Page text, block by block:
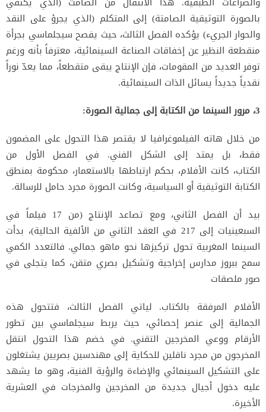
بالصورة التوثيقية الصامتة) إلى المتكلم (الذي يجرؤ على النقد
والحوار الجريء) يؤكده الفصل الثالث، حيث يفصح سيجلماسي بجرأة
منقطعة النظير عن إخفاقات الصناعة السينمائية، معترفاً بأنه ورغم
توفر العديد من المقومات، فإن الإنتاج يبقى متقطعاً، مما يعدّ نوراً
نقدياً جديداً يسائل الذات السينمائية.
3، مرور السينما من الكتابة إلى جمالية الصورة:
من خلال هاته الفيلموغرافيا لا يقتصر هذا التحول على المضمون
فقط، بل يمتد إلى الشكل الفني. في الفصل الأول من
الكتاب، كانت الأفلام، بحكم ارتباطها بالاستعمار، محكومة بمنطق
الكتابة التوثيقية أو السياسية، وكانت الصورة مجرد حامل للرسالة.
بيد أن الفصل الثاني، ومع تصاعد الإنتاج (من 17 فيلماً في
السبعينيات إلى 217 في العقد الثاني من الألفية الحالية)، بدأت
السينما المغربية تحول تركيزها نحو ماهو جمالي. فالتعدد الكمي
سمح ببروز مدارس إخراجية وتشكيل بصري متقن، كما يتجلى في
صور ملصقات
الأفلام المرفقة بالكتاب. لياتي الفصل الثالث، فتتحول هذه
الجمالية إلى عنصر إحصائي، حيث يربط سيجلماسي بين تطور
الأرقام ووعي المخرجين التقني. في خضم هذا التحول انتقل
المخرجون من مجرد ناقلين للحكاية إلى مهندسين بصريين يشتغلون
على التشكيل السينمائي والإضاءة والرؤية الفنية، وهو ما يشهد
عليه دخول أجيال جديدة من المخرجين والمخرجات في العشرية
الأخيرة.